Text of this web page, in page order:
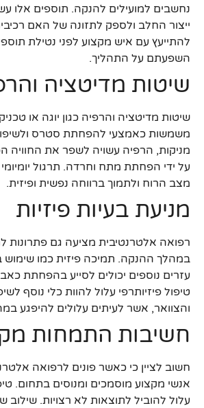
נחשבים למועילים להנקה. תוספים אלו
ייצור החלב ולספק לתזונה של האם
להתייעץ עם איש מקצוע לפני נטילת
השפעתם על התהליך.
שיטות מדיטציה
שיטות מדיטציה והרפיה כגון יוגה או
משמשות כאמצעי להפחתת סטרס
מניקות, הרפיה עשויה לשפר את החוויה
על ידי הפחתת מתח וחרדה. תרגול
מצב הרוח ולתמוך ברווחה נפשית ופיזית.
מניעת בעיות פיזיות
רפואה אלטרנטיבית מציעה גם פתרונות
במהלך ההנקה. תמיכה פיזית כמו שימוש
עזרים נוספים יכולים לסייע בהפחתת
טיפול פיזיותרפי עלול להוות כלי נוסף
והצוואר, אשר לעיתים עלולים להיפגע
חשיבות התמחות
חשוב לציין כי כאשר פונים לרפואה
אנשי מקצוע מוסמכים ומנוסים בתחום.
עלול להוביל לתוצאות לא רצויות. שילוב